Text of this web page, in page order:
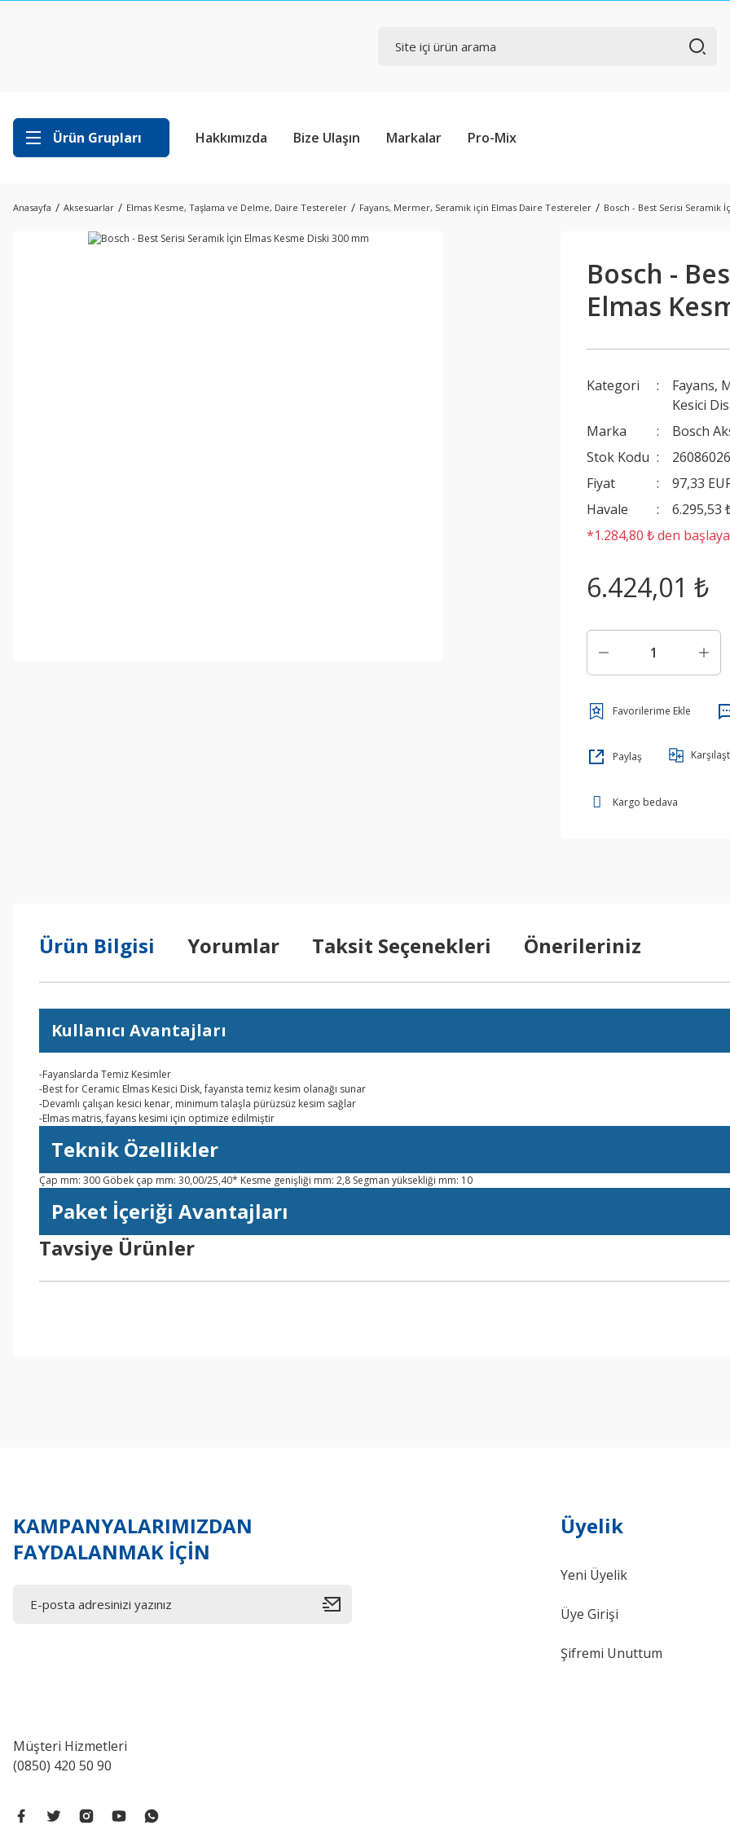
Ürün Grupları Hakkımızda Bize Ulaşın Markalar Pro-Mix
Anasayfa Aksesuarlar Elmas Kesme, Taşlama ve Delme, Daire Testereler Fayans, Mermer, Seramik için Elmas Daire Testereler Bosch - Best Serisi Seramik
Bosch -
Elmas
Kategori
Fayans,
Kesici
Marka
Bosch
Stok Kodu
Fiyat
97,33
Havale
6.295,53
*1.284,80 ₺ den
6.424,01 ₺
Paylaş
Kargo bedava
Ürün Bilgisi Yorumlar Taksit Seçenekleri Önerileriniz
Kullanıcı Avantajları
-Fayanslarda Temiz Kesimler
-Best for Ceramic Elmas Kesici Disk, fayansta temiz kesim olanağı sunar
-Devamlı çalışan kesici kenar, minimum talaşla pürüzsüz kesim sağlar
-Elmas matris, fayans kesimi için optimize edilmiştir
Teknik Özellikler
Çap mm: 300 Göbek çap mm: 30,00/25,40* Kesme genişliği mm: 2,8 Segman yüksekliği mm: 10
Paket İçeriği Avantajları
Görüş ve önerileriniz için teşekkür ederiz.
Gönder
Tavsiye Ürünler
KAMPANYALARIMIZDAN
FAYDALANMAK İÇİN
Müşteri Hizmetleri
(0850) 420 50 90
Üyelik
Yeni Üyelik
Üye Girişi
Şifremi Unuttum